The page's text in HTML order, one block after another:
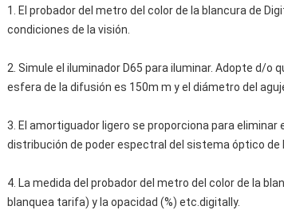
1. El probador del metro del color de la blancura de
condiciones de la visión.
2. Simule el iluminador D65 para iluminar. Adopte d/
esfera de la difusión es 150m m y el diámetro del
3. El amortiguador ligero se proporciona para
distribución de poder espectral del sistema óptico de
4. La medida del probador del metro del color de la
blanquea tarifa) y la opacidad (%) etc.digitally.